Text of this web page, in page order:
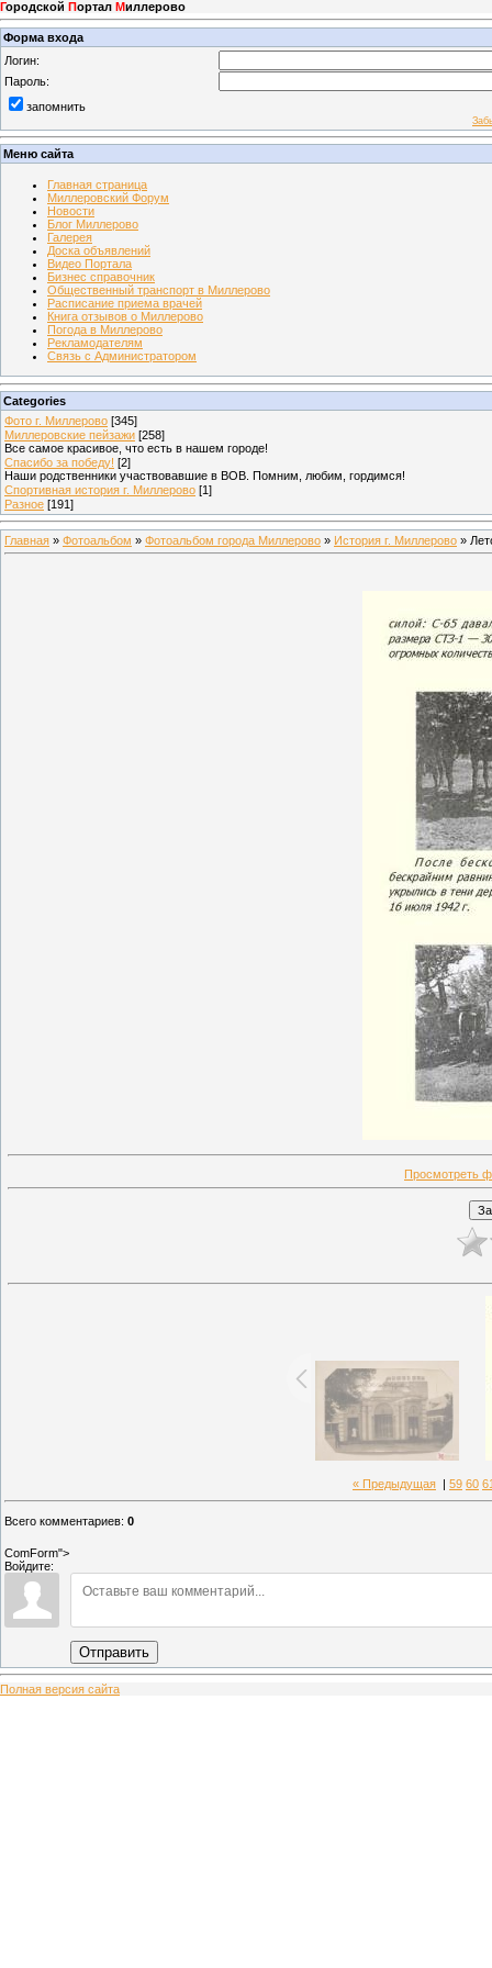
Городской Портал Миллерово
Форма входа
Логин:
Пароль:
запомнить
Меню сайта
Главная страница
Миллеровский Форум
Новости
Блог Миллерово
Галерея
Доска объявлений
Видео Портала
Бизнес справочник
Общественный транспорт в Миллерово
Расписание приема врачей
Книга отзывов о Миллерово
Погода в Миллерово
Рекламодателям
Связь с Администратором
Categories
Фото г. Миллерово [345]
Миллеровские пейзажи [258]
Все самое красивое, что есть в нашем городе!
Спасибо за победу! [2]
Наши родственники участвовавшие в ВОВ. Помним, любим, гордимся!
Спортивная история г. Миллерово [1]
Разное [191]
Главная » Фотоальбом » Фотоальбом города Миллерово » История г. Миллерово »
Просмотреть
« Предыдущая 59 60
Всего комментариев: 0
ComForm">
Войдите:
Отправить
Полная версия сайта